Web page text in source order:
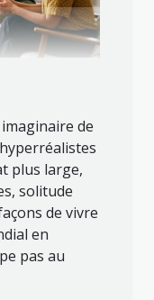
de
plus large,
solitude
de vivre
en
pas au